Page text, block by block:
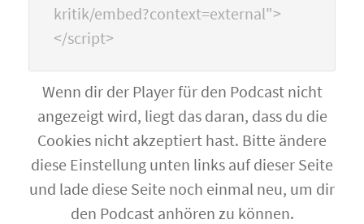
kritik/embed?context=external">
</script>
Wenn dir der Player für den Podcast nicht
angezeigt wird, liegt das daran, dass du die
Cookies nicht akzeptiert hast. Bitte ändere
diese Einstellung unten links auf dieser Seite
und lade diese Seite noch einmal neu, um dir
den Podcast anhören zu können.